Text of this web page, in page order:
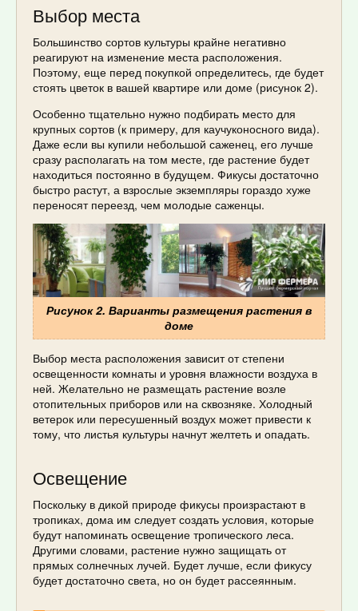
Выбор места
Большинство сортов культуры крайне негативно
реагируют на изменение места расположения.
Поэтому, еще перед покупкой определитесь, где будет
стоять цветок в вашей квартире или доме (рисунок 2).
Особенно тщательно нужно подбирать место для
крупных сортов (к примеру, для каучуконосного вида).
Даже если вы купили небольшой саженец, его лучше
сразу располагать на том месте, где растение будет
находиться постоянно в будущем. Фикусы достаточно
быстро растут, а взрослые экземпляры гораздо хуже
переносят переезд, чем молодые саженцы.
Рисунок 2. Варианты размещения растения в
доме
Выбор места расположения зависит от степени
освещенности комнаты и уровня влажности воздуха в
ней. Желательно не размещать растение возле
отопительных приборов или на сквозняке. Холодный
ветерок или пересушенный воздух может привести к
тому, что листья культуры начнут желтеть и опадать.
Освещение
Поскольку в дикой природе фикусы произрастают в
тропиках, дома им следует создать условия, которые
будут напоминать освещение тропического леса.
Другими словами, растение нужно защищать от
прямых солнечных лучей. Будет лучше, если фикусу
будет достаточно света, но он будет рассеянным.